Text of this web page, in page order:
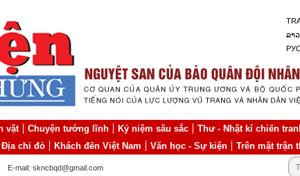
ລາວ
vật Chuyện tướng lĩnh Kỷ niệm sâu sắc Thư - Nhật kí chiến
Địa chỉ đỏ Khách đến Việt Nam Văn học - Sự kiện Trên mặt trận
E-mail: skncbqd@gmail.com